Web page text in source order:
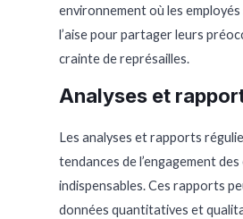
environnement où les
l’aise pour partager leurs
crainte de représailles.
Analyses et
Les analyses et rapports
tendances de l’engagement
indispensables. Ces rapports
données quantitatives et